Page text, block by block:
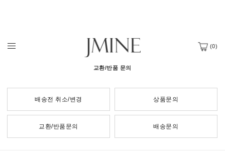
(0)
교환/반품 문의
배송전 취소/변경 상품문의
교환/반품문의 배송문의